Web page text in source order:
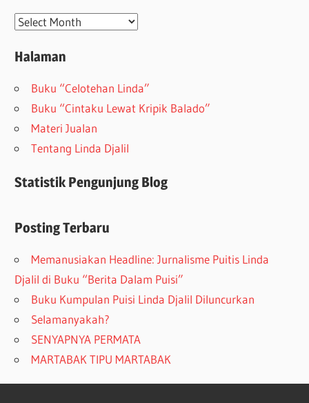
Arsip
Halaman
Buku “Celotehan Linda”
Buku “Cintaku Lewat Kripik Balado”
Materi Jualan
Tentang Linda Djalil
Statistik Pengunjung Blog
Posting Terbaru
Memanusiakan Headline: Jurnalisme Puitis Linda
Djalil di Buku “Berita Dalam Puisi”
Buku Kumpulan Puisi Linda Djalil Diluncurkan
Selamanyakah?
SENYAPNYA PERMATA
MARTABAK TIPU MARTABAK